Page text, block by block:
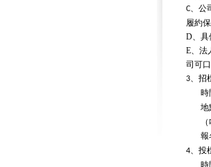
C、公
履約
D、
E、法
司可
3、招
時
地
報
4、投
時